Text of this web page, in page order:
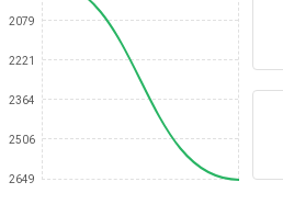
2079
2221
2364
2506
2649